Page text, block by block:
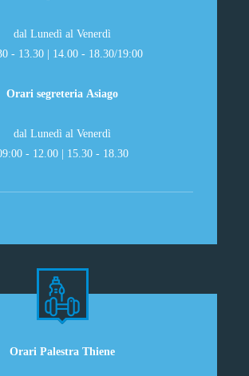
dal Lunedì al Venerdì
- 13.30 | 14.00 - 18.30/19:00
Orari segreteria Asiago
dal Lunedì al Venerdì
- 12.00 | 15.30 - 18.30
Orari Palestra Thiene